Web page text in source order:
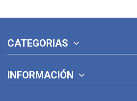
CATEGORIAS
INFORMACIÓN